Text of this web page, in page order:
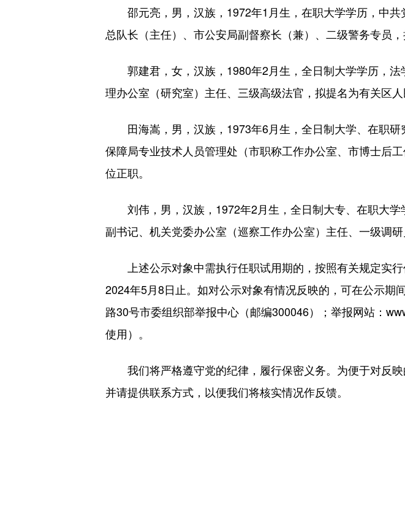
邵元亮，男，汉族，1972年1月生，在职大学学历，中共
总队长（主任）、市公安局副督察长（兼）、二级警务专员，
郭建君，女，汉族，1980年2月生，全日制大学学历，法
理办公室（研究室）主任、三级高级法官，拟提名为有关区人
田海嵩，男，汉族，1973年6月生，全日制大学、在职研
保障局专业技术人员管理处（市职称工作办公室、市博士后
位正职。
刘伟，男，汉族，1972年2月生，全日制大专、在职大学
副书记、机关党委办公室（巡察工作办公室）主任、一级调
上述公示对象中需执行任职试用期的，按照有关规定实行
2024年5月8日止。如对公示对象有情况反映的，可在公示
路30号市委组织部举报中心（邮编300046）；举报网站：
使用）。
我们将严格遵守党的纪律，履行保密义务。为便于对反映
并请提供联系方式，以便我们将核实情况作反馈。